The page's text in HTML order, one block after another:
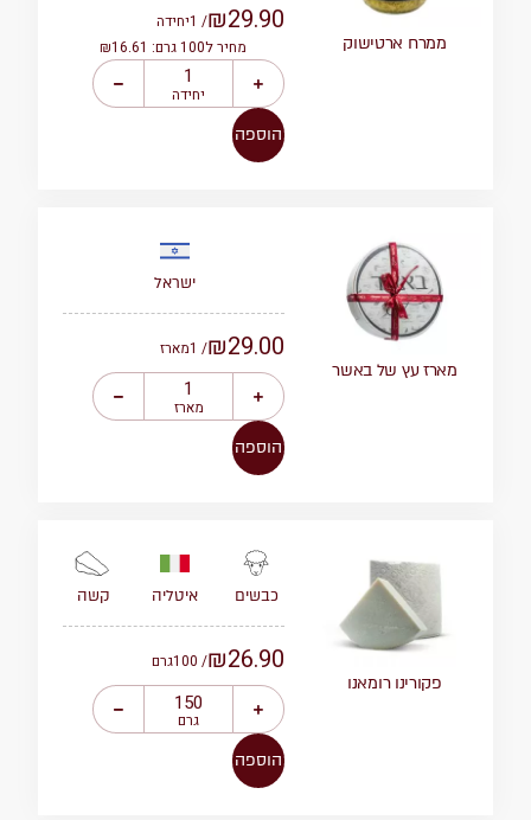
ממרח ארטישוק
₪29.90
/ 1 יחידה
מחיר ל100 גרם: ₪16.61
יחידה
הוספה
מארז עץ של באשר
ישראל
₪29.00
/ 1 מארז
מארז
הוספה
פקורינו רומאנו
כבשים איטליה קשה
₪26.90
/ 100 גרם
גרם
הוספה